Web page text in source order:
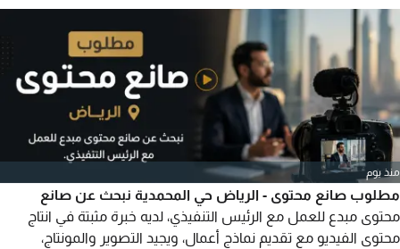
منذ يوم
مطلوب صانع محتوى - الرياض حي المحمدية نبحث عن صانع
محتوى مبدع للعمل مع الرئيس التنفيذي، لديه خبرة مثبتة في انتاج
محتوى الفيديو مع تقديم نماذج أعمال، ويجيد التصوير والمونتاج،